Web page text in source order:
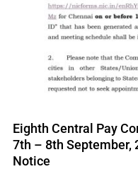
Eighth Central Pay
7th – 8th September,
Notice